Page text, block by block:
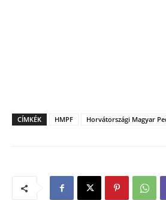
CÍMKÉK HMPF Horvátországi Magyar